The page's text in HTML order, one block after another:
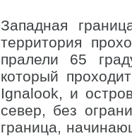
Западная
территория
пралели 65
который
Ignalook, и
север, без
граница,